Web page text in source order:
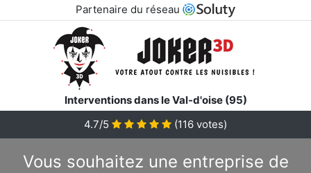
Partenaire du réseau
Interventions dans le Val-d'oise (95)
4.7/5
(116 votes)
Vous souhaitez une entreprise de